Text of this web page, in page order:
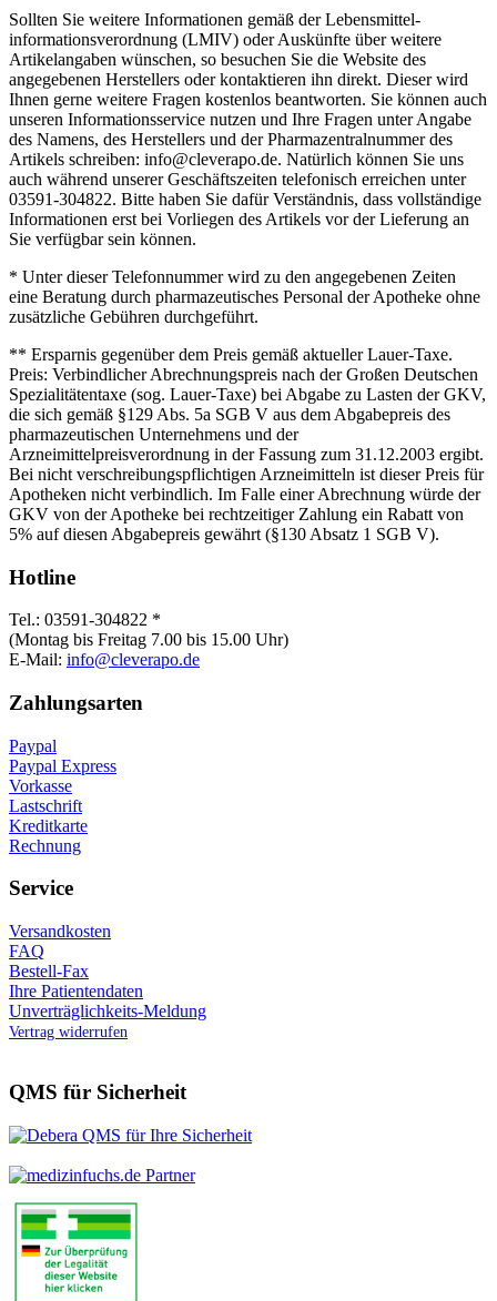
Sollten Sie weitere Informationen gemäß der Lebensmittel­
informations­verordnung (LMIV) oder Auskünfte über weitere
Artikelangaben wünschen, so besuchen Sie die Website des
angegebenen Herstellers oder kontaktieren ihn direkt. Dieser wird
Ihnen gerne weitere Fragen kostenlos beantworten. Sie können auch
unseren Informationsservice nutzen und Ihre Fragen unter Angabe
des Namens, des Herstellers und der Pharmazentralnummer des
Artikels schreiben: info@cleverapo.de. Natürlich können Sie uns
auch während unserer Geschäftszeiten telefonisch erreichen unter
03591-304822. Bitte haben Sie dafür Verständnis, dass vollständige
Informationen erst bei Vorliegen des Artikels vor der Lieferung an
Sie verfügbar sein können.
* Unter dieser Telefonnummer wird zu den angegebenen Zeiten
eine Beratung durch pharmazeutisches Personal der Apotheke ohne
zusätzliche Gebühren durchgeführt.
** Ersparnis gegenüber dem Preis gemäß aktueller Lauer-Taxe.
Preis: Verbindlicher Abrechnungspreis nach der Großen Deutschen
Spezialitätentaxe (sog. Lauer-Taxe) bei Abgabe zu Lasten der GKV,
die sich gemäß §129 Abs. 5a SGB V aus dem Abgabepreis des
pharmazeutischen Unternehmens und der
Arzneimittelpreisverordnung in der Fassung zum 31.12.2003 ergibt.
Bei nicht verschreibungspflichtigen Arzneimitteln ist dieser Preis für
Apotheken nicht verbindlich. Im Falle einer Abrechnung würde der
GKV von der Apotheke bei rechtzeitiger Zahlung ein Rabatt von
5% auf diesen Abgabepreis gewährt (§130 Absatz 1 SGB V).
Hotline
Tel.: 03591-304822 *
(Montag bis Freitag 7.00 bis 15.00 Uhr)
E-Mail: info@cleverapo.de
Zahlungsarten
Paypal
Paypal Express
Vorkasse
Lastschrift
Kreditkarte
Rechnung
Service
Versandkosten
FAQ
Bestell-Fax
Ihre Patientendaten
Unverträglichkeits-Meldung
Vertrag widerrufen
QMS für Sicherheit